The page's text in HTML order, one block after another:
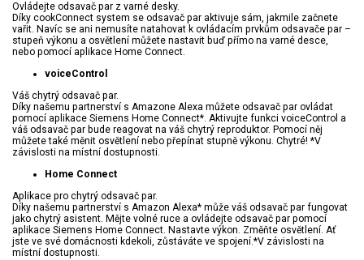
Ovládejte odsavač par z varné desky.
Díky cookConnect system se odsavač par aktivuje sám, jakmile začnete
vařit. Navíc se ani nemusíte natahovat k ovládacím prvkům odsavače par –
stupeň výkonu a osvětlení můžete nastavit buď přímo na varné desce,
nebo pomocí aplikace Home Connect.
voiceControl
Váš chytrý odsavač par.
Díky našemu partnerství s Amazone Alexa můžete odsavač par ovládat
pomocí aplikace Siemens Home Connect*. Aktivujte funkci voiceControl a
váš odsavač par bude reagovat na váš chytrý reproduktor. Pomocí něj
můžete také měnit osvětlení nebo přepínat stupně výkonu. Chytré! *V
závislosti na místní dostupnosti.
Home Connect
Aplikace pro chytrý odsavač par.
Díky našemu partnerství s Amazon Alexa* může váš odsavač par fungovat
jako chytrý asistent. Mějte volné ruce a ovládejte odsavač par pomocí
aplikace Siemens Home Connect. Nastavte výkon. Změňte osvětlení. Ať
jste ve své domácnosti kdekoli, zůstáváte ve spojení.*V závislosti na
místní dostupnosti.